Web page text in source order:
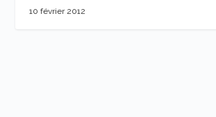
10 février 2012